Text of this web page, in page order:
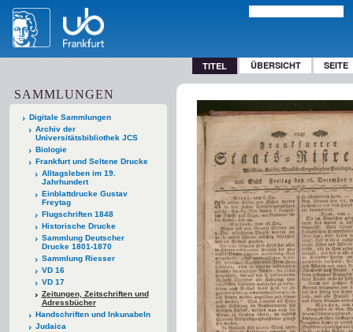
TITEL ÜBERSICHT SEITE
SAMMLUNGEN
Digitale Sammlungen
Archiv der
Universitätsbibliothek JCS
Biologie
Frankfurt und Seltene Drucke
Alltagsleben im 19.
Jahrhundert
Einblattdrucke Gustav
Freytag
Flugschriften 1848
Historische Drucke
Sammlung Deutscher
Drucke 1801-1870
Sammlung Riesser
VD 16
VD 17
Zeitungen, Zeitschriften und
Adressbücher
Handschriften und Inkunabeln
Judaica